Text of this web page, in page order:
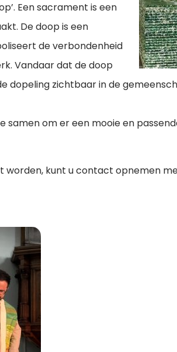
’. Een sacrament is een
De doop is een
de verbondenheid
Vandaar dat de doop
dopeling zichtbaar in de
samen om er een mooie en
worden, kunt u contact opnemen